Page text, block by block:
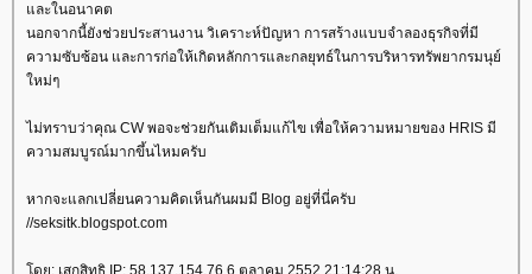
ละในอนาคต
นอกจากนี้ยังช่วยประสานงาน วิเคราะห์ปัญหา การสร้างแบบจำลองธุรกิจที่มี
ความซับซ้อน และการก่อให้เกิดหลักการและกลยุทธ์ในการบริหารทรัพยากรมนุย์
หม่ๆ
ไม่ทราบว่าคุณ CW พอจะช่วยกันเติมเต็มแก้ไข เพื่อให้ความหมายของ HRIS มี
ความสมบูรณ์มากขึ้นไหมครับ
หากจะแลกเปลี่ยนความคิดเห็นกันผมมี Blog อยู่ที่นี่ครับ
//seksitk.blogspot.com